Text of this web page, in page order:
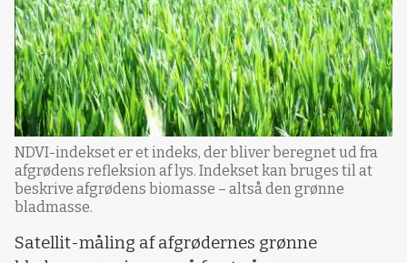
NDVI-indekset er et indeks, der bliver beregnet ud fra
afgrødens refleksion af lys. Indekset kan bruges til at
beskrive afgrødens biomasse – altså den grønne
bladmasse.
Satellit-måling af afgrødernes grønne